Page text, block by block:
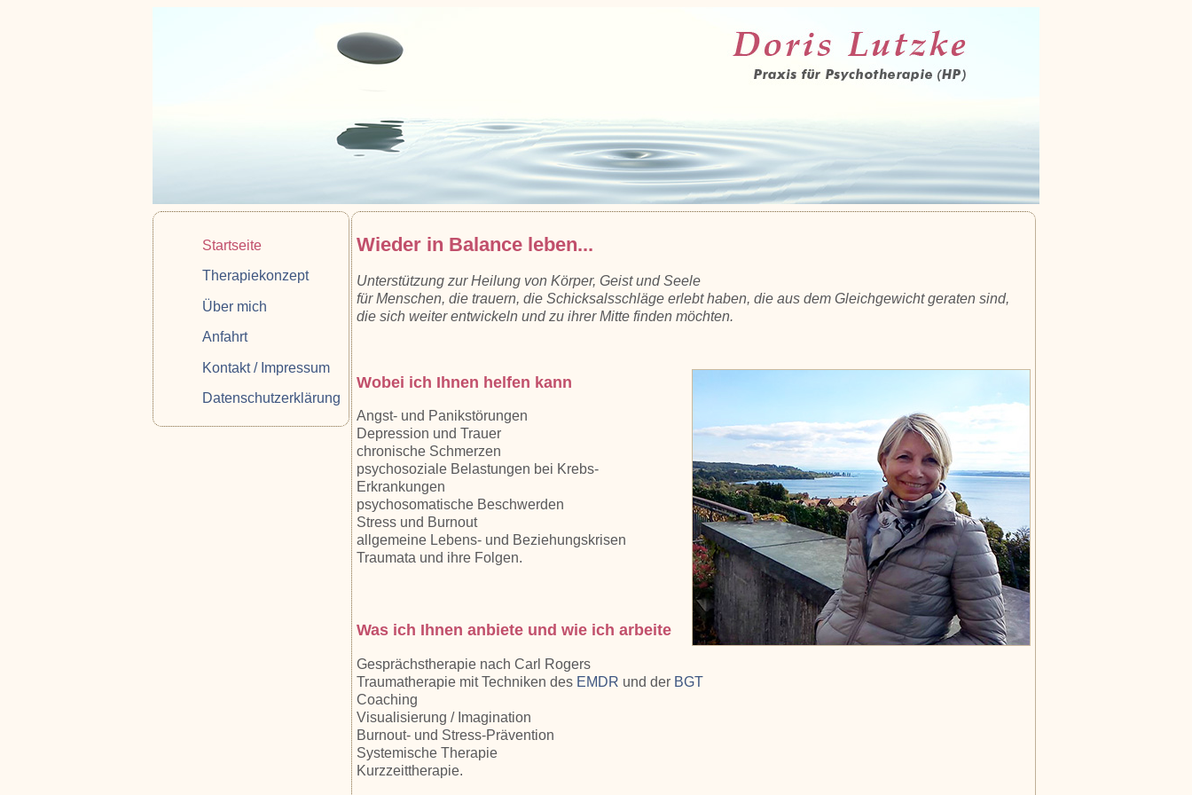
Startseite
Therapiekonzept
Über mich
Anfahrt
Kontakt / Impressum
Datenschutzerklärung
Wieder in Balance leben...
Unterstützung zur Heilung von Körper, Geist und Seele
für Menschen, die trauern, die Schicksalsschläge erlebt haben, die aus dem Gleichgewicht geraten sind,
die sich weiter entwickeln und zu ihrer Mitte finden möchten.
Wobei ich Ihnen helfen kann
Angst- und Panikstörungen
Depression und Trauer
chronische Schmerzen
psychosoziale Belastungen bei Krebs-
Erkrankungen
psychosomatische Beschwerden
Stress und Burnout
allgemeine Lebens- und Beziehungskrisen
Traumata und ihre Folgen.
Was ich Ihnen anbiete und wie ich arbeite
Gesprächstherapie nach Carl Rogers
Traumatherapie mit Techniken des EMDR und der BGT
Coaching
Visualisierung / Imagination
Burnout- und Stress-Prävention
Systemische Therapie
Kurzzeittherapie.